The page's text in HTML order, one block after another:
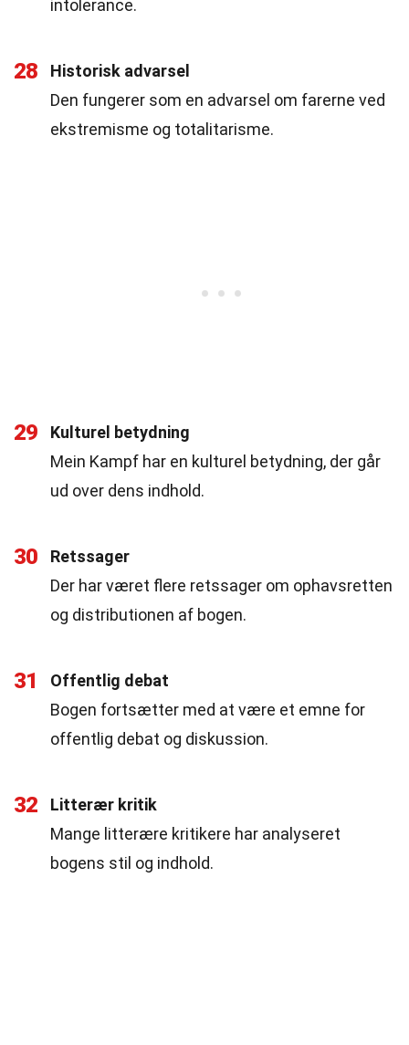
intolerance.
28
Historisk advarsel
Den fungerer som en advarsel om farerne ved
ekstremisme og totalitarisme.
29
Kulturel betydning
Mein Kampf har en kulturel betydning, der går
ud over dens indhold.
30
Retssager
Der har været flere retssager om ophavsretten
og distributionen af bogen.
31
Offentlig debat
Bogen fortsætter med at være et emne for
offentlig debat og diskussion.
32
Litterær kritik
Mange litterære kritikere har analyseret
bogens stil og indhold.